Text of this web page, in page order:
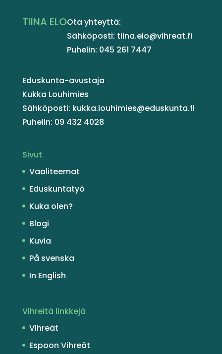
TIINA ELOOta yhteyttä:
Sähköposti: tiina.elo@vihreat.fi
Puhelin: 045 261 7447
Eduskunta-avustaja
Kukka Louhimies
Sähköposti: kukka.louhimies@eduskunta.fi
Puhelin: 09 432 4028
Sivut
Vaaliteemat
Eduskuntatyö
Kuka olen?
Blogi
Kuvia
På svenska
In English
Vihreitä linkkejä
Vihreät
Espoon Vihreät